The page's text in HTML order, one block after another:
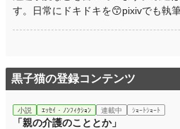
す。日常にドキドキを😙pixivでも執
黒子猫の登録コンテンツ
小説 ｴｯｾｲ・ﾉﾝﾌｨｸｼｮﾝ 連載中 ｼｮｰﾄｼｮｰﾄ
「親の介護のこととか」